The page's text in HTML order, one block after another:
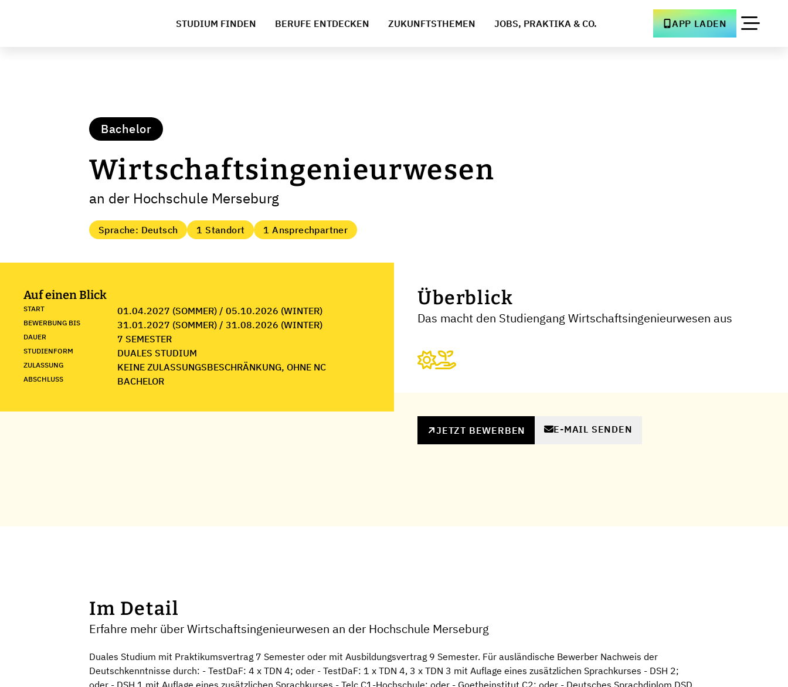
STUDIUM FINDEN BERUFE ENTDECKEN ZUKUNFTSTHEMEN JOBS, PRAKTIKA & CO. APP LADEN
Bachelor
Wirtschaftsingenieurwesen
an der Hochschule Merseburg
Sprache: Deutsch 1 Standort 1 Ansprechpartner
Auf einen Blick
START 01.04.2027 (SOMMER) / 05.10.2026 (WINTER)
BEWERBUNG BIS 31.01.2027 (SOMMER) / 31.08.2026 (WINTER)
DAUER 7 SEMESTER
STUDIENFORM DUALES STUDIUM
ZULASSUNG KEINE ZULASSUNGSBESCHRÄNKUNG, OHNE NC
ABSCHLUSS BACHELOR
Überblick
Das macht den Studiengang Wirtschaftsingenieurwesen aus
JETZT BEWERBEN E-MAIL SENDEN
Im Detail
Erfahre mehr über Wirtschaftsingenieurwesen an der Hochschule Merseburg
Duales Studium mit Praktikumsvertrag 7 Semester oder mit Ausbildungsvertrag 9 Semester. Für ausländische Bewerber Nachweis der
Deutschkenntnisse durch: - TestDaF: 4 x TDN 4; oder - TestDaF: 1 x TDN 4, 3 x TDN 3 mit Auflage eines zusätzlichen Sprachkurses - DSH 2;
oder - DSH 1 mit Auflage eines zusätzlichen Sprachkurses - Telc C1-Hochschule; oder - Goetheinstitut C2; oder - Deutsches Sprachdiplom DSD